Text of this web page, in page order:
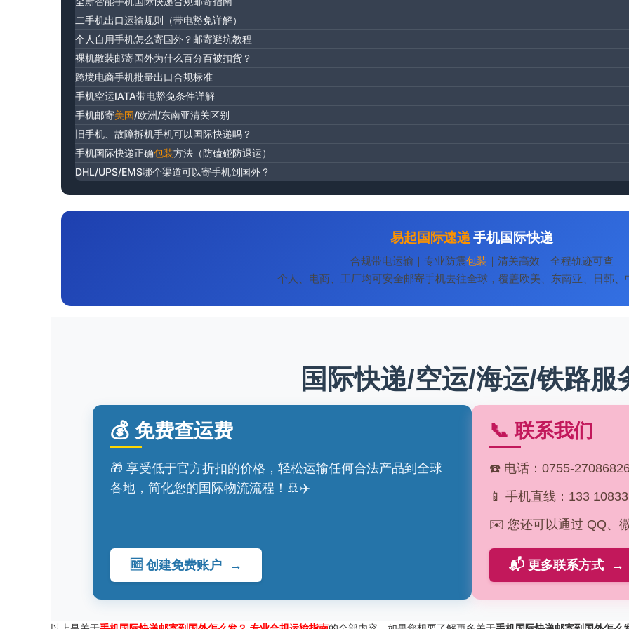
二手机出口运输规则（带电豁免详解）
个人自用手机怎么寄国外？邮寄避坑教程
裸机散装邮寄国外为什么百分百被扣货？
跨境电商手机批量出口合规标准
手机空运IATA带电豁免条件详解
手机邮寄美国/欧洲/东南亚清关区别
旧手机、故障拆机手机可以国际快递吗？
手机国际快递正确包装方法（防磕碰防退运）
DHL/UPS/EMS哪个渠道可以寄手机到国外？
易起国际速递 手机国际快递
合规带电运输｜专业防震包装 ｜清关高效｜全程轨迹可查
个人、电商、工厂均可安全邮寄手机去往全球，覆盖欧美、东南亚、日韩、
国际快递/空运/海运/铁路服
💰 免费查运费
🎁 享受低于官方折扣的价格，轻松运输任何合法产品到全球
各地，简化您的国际物流流程！🚢✈️
🆓 创建免费账户 →
📞 联系我们
☎️ 电话：0755-
📱 手机直线：133
✉️ 您还可以通过 QQ、
📬 更多联系方式 →